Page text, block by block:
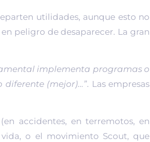
utilidades, aunque esto no
peligro de desaparecer. La gran
implementa programas o
diferente (mejor)…”. Las empresas
accidentes, en terremotos, en
o el movimiento Scout, que